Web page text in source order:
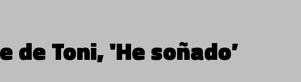
de Toni, 'He soñado’